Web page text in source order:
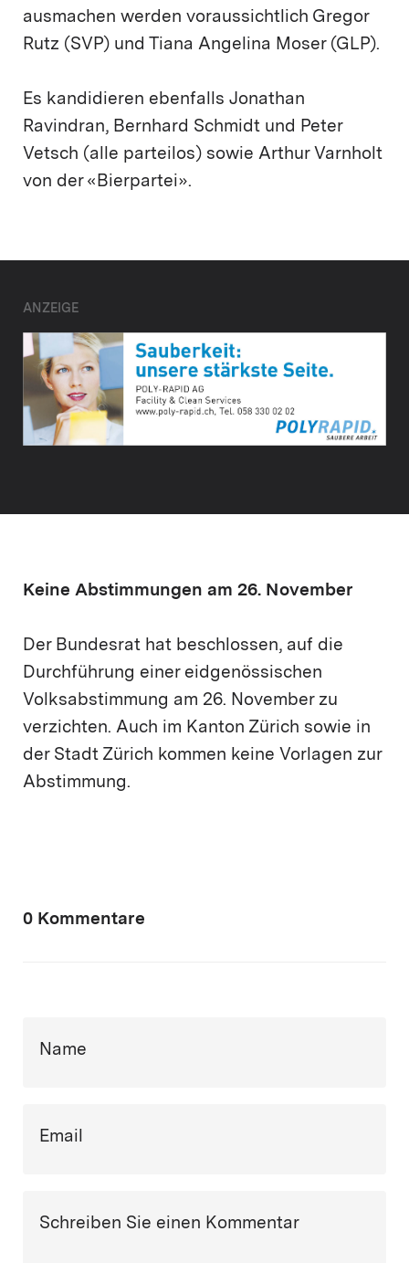
ausmachen werden voraussichtlich Gregor
Rutz (SVP) und Tiana Angelina Moser (GLP).
Es kandidieren ebenfalls Jonathan
Ravindran, Bernhard Schmidt und Peter
Vetsch (alle parteilos) sowie Arthur Varnholt
von der «Bierpartei».
ANZEIGE
Keine Abstimmungen am 26. November
Der Bundesrat hat beschlossen, auf die
Durchführung einer eidgenössischen
Volksabstimmung am 26. November zu
verzichten. Auch im Kanton Zürich sowie in
der Stadt Zürich kommen keine Vorlagen zur
Abstimmung.
0 Kommentare
Name
Email
Schreiben Sie einen Kommentar